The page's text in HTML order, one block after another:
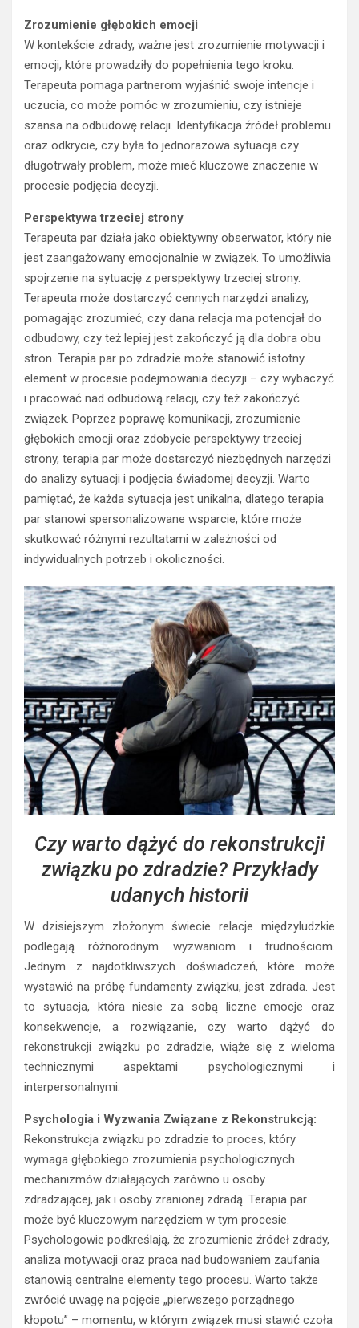
Zrozumienie głębokich emocji
W kontekście zdrady, ważne jest zrozumienie motywacji i
emocji, które prowadziły do popełnienia tego kroku.
Terapeuta pomaga partnerom wyjaśnić swoje intencje i
uczucia, co może pomóc w zrozumieniu, czy istnieje
szansa na odbudowę relacji. Identyfikacja źródeł problemu
oraz odkrycie, czy była to jednorazowa sytuacja czy
długotrwały problem, może mieć kluczowe znaczenie w
procesie podjęcia decyzji.
Perspektywa trzeciej strony
Terapeuta par działa jako obiektywny obserwator, który nie
jest zaangażowany emocjonalnie w związek. To umożliwia
spojrzenie na sytuację z perspektywy trzeciej strony.
Terapeuta może dostarczyć cennych narzędzi analizy,
pomagając zrozumieć, czy dana relacja ma potencjał do
odbudowy, czy też lepiej jest zakończyć ją dla dobra obu
stron. Terapia par po zdradzie może stanowić istotny
element w procesie podejmowania decyzji – czy wybaczyć
i pracować nad odbudową relacji, czy też zakończyć
związek. Poprzez poprawę komunikacji, zrozumienie
głębokich emocji oraz zdobycie perspektywy trzeciej
strony, terapia par może dostarczyć niezbędnych narzędzi
do analizy sytuacji i podjęcia świadomej decyzji. Warto
pamiętać, że każda sytuacja jest unikalna, dlatego terapia
par stanowi spersonalizowane wsparcie, które może
skutkować różnymi rezultatami w zależności od
indywidualnych potrzeb i okoliczności.
Czy warto dążyć do rekonstrukcji
związku po zdradzie? Przykłady
udanych historii
W dzisiejszym złożonym świecie relacje międzyludzkie
podlegają różnorodnym wyzwaniom i trudnościom.
Jednym z najdotkliwszych doświadczeń, które może
wystawić na próbę fundamenty związku, jest zdrada. Jest
to sytuacja, która niesie za sobą liczne emocje oraz
konsekwencje, a rozwiązanie, czy warto dążyć do
rekonstrukcji związku po zdradzie, wiąże się z wieloma
technicznymi aspektami psychologicznymi i
interpersonalnymi.
Psychologia i Wyzwania Związane z Rekonstrukcją:
Rekonstrukcja związku po zdradzie to proces, który
wymaga głębokiego zrozumienia psychologicznych
mechanizmów działających zarówno u osoby
zdradzającej, jak i osoby zranionej zdradą. Terapia par
może być kluczowym narzędziem w tym procesie.
Psychologowie podkreślają, że zrozumienie źródeł zdrady,
analiza motywacji oraz praca nad budowaniem zaufania
stanowią centralne elementy tego procesu. Warto także
zwrócić uwagę na pojęcie „pierwszego porządnego
kłopotu” – momentu, w którym związek musi stawić czoła